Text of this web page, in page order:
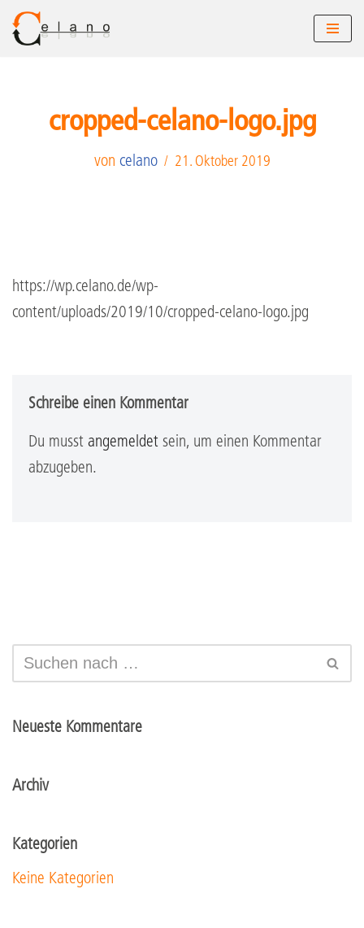
Zum
cropped-celano-logo.jpg
von celano 21. Oktober 2019
https://wp.celano.de/wp-
content/uploads/2019/10/cropped-celano-logo.jpg
Schreibe einen Kommentar
Du musst angemeldet sein, um einen Kommentar
abzugeben.
Neueste Kommentare
Archiv
Kategorien
Keine Kategorien